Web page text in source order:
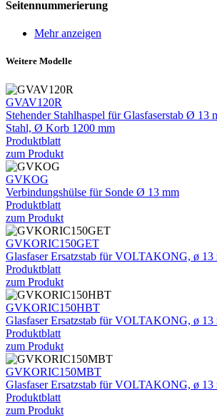
Seitennummerierung
Mehr anzeigen
Weitere Modelle
GVAV120R
Stehender Stahlhaspel für Glasfaserstab Ø 13
Stahl, Ø Korb 1200 mm
Produktblatt
zum Produkt
GVKOG
Verbindungshülse für Sonde Ø 13 mm
Produktblatt
zum Produkt
GVKORIC150GET
Glasfaser Ersatzstab für VOLTAKONG, ø 13
Produktblatt
zum Produkt
GVKORIC150HBT
Glasfaser Ersatzstab für VOLTAKONG, ø 13
Produktblatt
zum Produkt
GVKORIC150MBT
Glasfaser Ersatzstab für VOLTAKONG, ø 13
Produktblatt
zum Produkt